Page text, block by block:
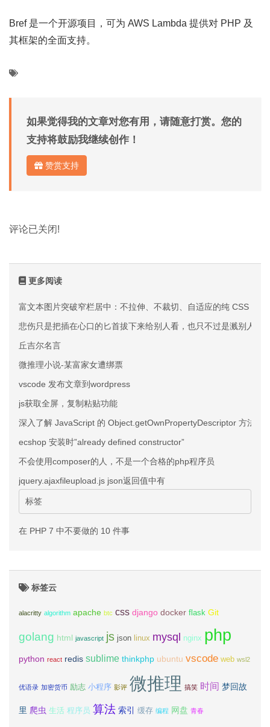
Bref 是一个开源项目，可为 AWS Lambda 提供对 PHP 及
其框架的全面支持。
如果觉得我的文章对您有用，请随意打赏。您的
支持将鼓励我继续创作！
赞赏支持
评论已关闭!
更多阅读
富文本图片突破窄栏居中：不拉伸、不裁切、自适应的纯 CSS 方案
悲伤只是把插在心口的匕首拔下来给别人看，也只不过是溅别人一
丘吉尔名言
微推理小说-某富家女遭绑票
vscode 发布文章到wordpress
js获取全屏，复制粘贴功能
深入了解 JavaScript 的 Object.getOwnPropertyDescriptor 方法
ecshop 安装时”already defined constructor”
不会使用composer的人，不是一个合格的php程序员
jquery.ajaxfileupload.js json返回值中有
标签
在 PHP 7 中不要做的 10 件事
标签云
alacritty algorithm apache btc css django docker flask Git
golang html javascript js json linux mysql nginx php
python react redis sublime thinkphp ubuntu vscode web wsl2
优语录 加密货币 励志 小程序 影评 微推理 搞笑 时间 梦回故
里 爬虫 生活 程序员 算法 索引 缓存 编程 网盘 青春